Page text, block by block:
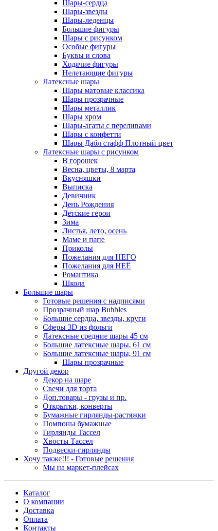
Шары-сердца
Шары-звезды
Шары-леденцы
Большие фигуры
Шары с рисунком
Особые фигуры
Буквы и слова
Ходячие фигуры
Нелетающие фигуры
Латексные шары
Шары матовые классика
Шары прозрачные
Шары металлик
Шары хром
Шары-агаты с переливами
Шары с конфетти
Шары Дабл стафф Плотный цвет
Латексные шары с рисунком
В горошек
Весна, цветы, 8 марта
Вкусняшки
Выписка
Девичник
День Рождения
Детские герои
Зима
Листья, лето, осень
Маме и папе
Приколы
Пожелания для НЕГО
Пожелания для НЕЁ
Романтика
Школа
Большие шары
Готовые решения с надписями
Прозрачный шар Bubbles
Большие сердца, звезды, круги
Сферы 3D из фольги
Латексные средние шары 45 см
Большие латексные шары, 61 см
Большие латексные шары, 91 см
Шары прозрачные
Другой декор
Декор на шаре
Свечи для торта
Доп.товары - грузы и пр.
Открытки, конверты
Бумажные гирлянды-растяжки
Помпоны бумажные
Гирлянды Тассел
Хвосты Тассел
Подвески-гирлянды
Хочу также!!! - Готовые решения
Мы на маркет-плейсах
Каталог
О компании
Доставка
Оплата
Контакты